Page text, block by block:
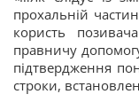
прохальній
користь
правничу
підтвердження
строки,